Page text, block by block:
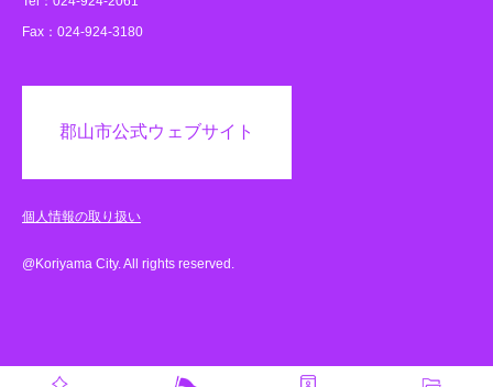
Fax：024-924-3180
郡山市公式ウェブサイト
個人情報の取り扱い
@Koriyama City. All rights reserved.